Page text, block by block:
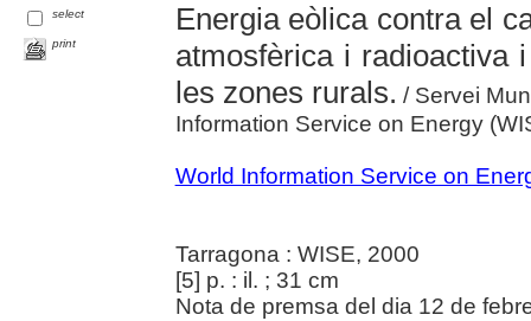
select
print
Energia eòlica contra el
atmosfèrica i radioactiva
les zones rurals. / Servei
Information Service on Energy
World Information Service on
Tarragona : WISE, 2000
[5] p. : il. ; 31 cm
Nota de premsa del dia 12 de